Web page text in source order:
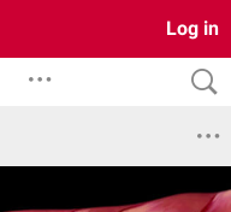
Log in